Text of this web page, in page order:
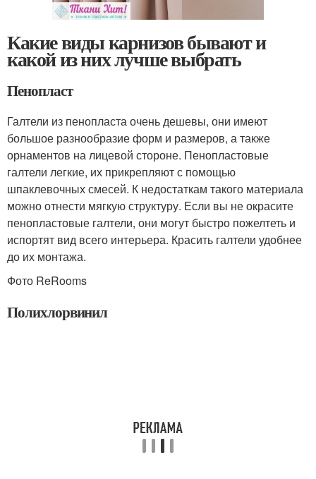
Какие виды карнизов бывают и
какой из них лучше выбрать
Пенопласт
Галтели из пенопласта очень дешевы, они имеют
большое разнообразие форм и размеров, а также
орнаментов на лицевой стороне. Пенопластовые
галтели легкие, их прикрепляют с помощью
шпаклевочных смесей. К недостаткам такого материала
можно отнести мягкую структуру. Если вы не окрасите
пенопластовые галтели, они могут быстро пожелтеть и
испортят вид всего интерьера. Красить галтели удобнее
до их монтажа.
Фото ReRooms
Полихлорвинил